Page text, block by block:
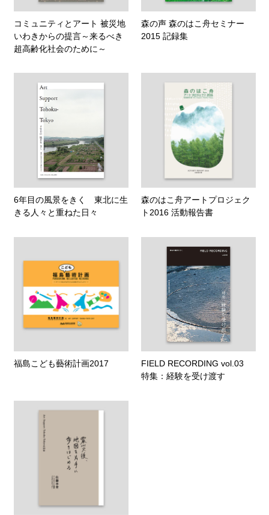
コミュニティとアート 被災地
いわきからの提言～来るべき
超高齢化社会のために～
森の声 森のはこ舟セミナー
2015 記録集
6年目の風景をきく 東北に生
きる人々と重ねた日々
森のはこ舟アートプロジェク
ト2016 活動報告書
福島こども藝術計画2017
FIELD RECORDING vol.03
特集：経験を受け渡す